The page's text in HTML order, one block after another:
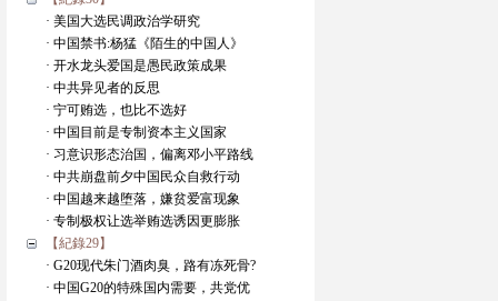
· 美国大选民调政治学研究
· 中国禁书:杨猛《陌生的中国人》
· 开水龙头爱国是愚民政策成果
· 中共异见者的反思
· 宁可贿选，也比不选好
· 中国目前是专制资本主义国家
· 习意识形态治国，偏离邓小平路线
· 中共崩盘前夕中国民众自救行动
· 中国越来越堕落，嫌贫爱富现象
· 专制极权让选举贿选诱因更膨胀
【紀錄29】
· G20现代朱门酒肉臭，路有冻死骨?
· 中国G20的特殊国内需要，共党优